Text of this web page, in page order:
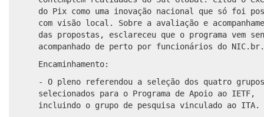
do Pix como uma inovação nacional que só foi
com visão local. Sobre a avaliação e
das propostas, esclareceu que o programa vem
acompanhado de perto por funcionários do NIC.br.
Encaminhamento:
- O pleno referendou a seleção dos quatro grupos
selecionados para o Programa de Apoio ao IETF,
incluindo o grupo de pesquisa vinculado ao ITA.